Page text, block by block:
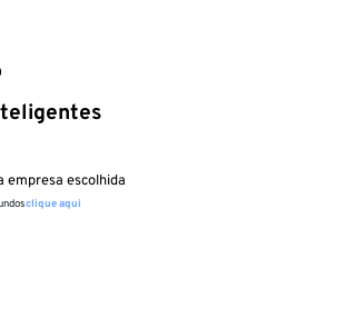
empresa escolhida
clique aqui